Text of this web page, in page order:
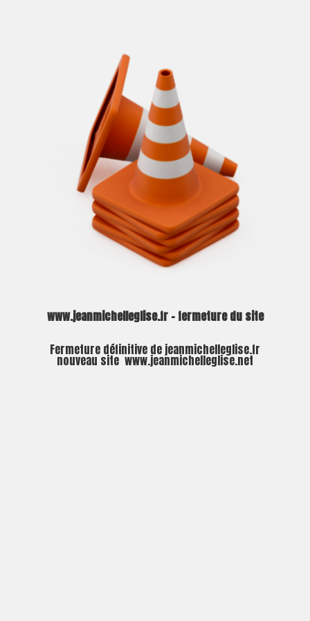
www.jeanmichelleglise.fr – fermeture du site
Fermeture définitive de jeanmichelleglise.fr
nouveau site www.jeanmichelleglise.net